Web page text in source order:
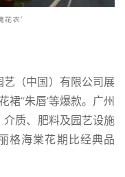
（中国）有限公司展
裙’‘朱唇’等爆款。广州
质、肥料及园艺设施
格海棠花期比经典品